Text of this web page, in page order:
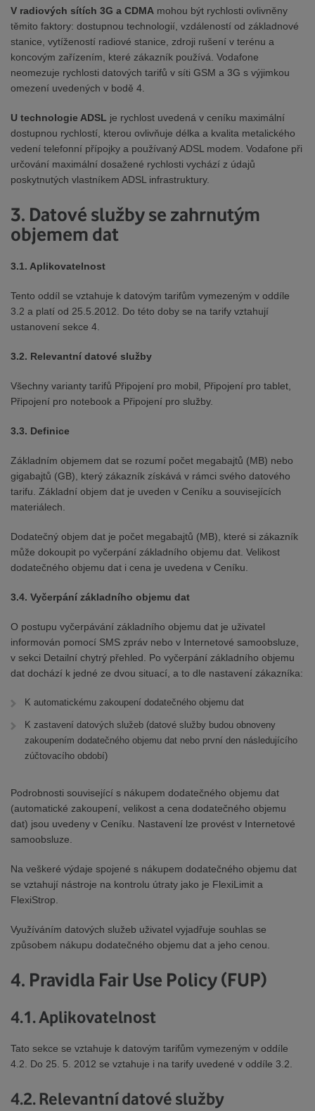
V radiových sítích 3G a CDMA mohou být rychlosti ovlivněny
těmito faktory: dostupnou technologií, vzdáleností od základnové
stanice, vytížeností radiové stanice, zdroji rušení v terénu a
koncovým zařízením, které zákazník používá. Vodafone
neomezuje rychlosti datových tarifů v síti GSM a 3G s výjimkou
omezení uvedených v bodě 4.
U technologie ADSL je rychlost uvedená v ceníku maximální
dostupnou rychlostí, kterou ovlivňuje délka a kvalita metalického
vedení telefonní přípojky a používaný ADSL modem. Vodafone při
určování maximální dosažené rychlosti vychází z údajů
poskytnutých vlastníkem ADSL infrastruktury.
3. Datové služby se zahrnutým
objemem dat
3.1. Aplikovatelnost
Tento oddíl se vztahuje k datovým tarifům vymezeným v oddíle
3.2 a platí od 25.5.2012. Do této doby se na tarify vztahují
ustanovení sekce 4.
3.2. Relevantní datové služby
Všechny varianty tarifů Připojení pro mobil, Připojení pro tablet,
Připojení pro notebook a Připojení pro služby.
3.3. Definice
Základním objemem dat se rozumí počet megabajtů (MB) nebo
gigabajtů (GB), který zákazník získává v rámci svého datového
tarifu. Základní objem dat je uveden v Ceníku a souvisejících
materiálech.
Dodatečný objem dat je počet megabajtů (MB), které si zákazník
může dokoupit po vyčerpání základního objemu dat. Velikost
dodatečného objemu dat i cena je uvedena v Ceníku.
3.4. Vyčerpání základního objemu dat
O postupu vyčerpávání základního objemu dat je uživatel
informován pomocí SMS zpráv nebo v Internetové samoobsluze,
v sekci Detailní chytrý přehled. Po vyčerpání základního objemu
dat dochází k jedné ze dvou situací, a to dle nastavení zákazníka:
K automatickému zakoupení dodatečného objemu dat
K zastavení datových služeb (datové služby budou obnoveny
zakoupením dodatečného objemu dat nebo první den následujícího
zúčtovacího období)
Podrobnosti související s nákupem dodatečného objemu dat
(automatické zakoupení, velikost a cena dodatečného objemu
dat) jsou uvedeny v Ceníku. Nastavení lze provést v Internetové
samoobsluze.
Na veškeré výdaje spojené s nákupem dodatečného objemu dat
se vztahují nástroje na kontrolu útraty jako je FlexiLimit a
FlexiStrop.
Využíváním datových služeb uživatel vyjadřuje souhlas se
způsobem nákupu dodatečného objemu dat a jeho cenou.
4. Pravidla Fair Use Policy (FUP)
4.1. Aplikovatelnost
Tato sekce se vztahuje k datovým tarifům vymezeným v oddíle
4.2. Do 25. 5. 2012 se vztahuje i na tarify uvedené v oddíle 3.2.
4.2. Relevantní datové služby